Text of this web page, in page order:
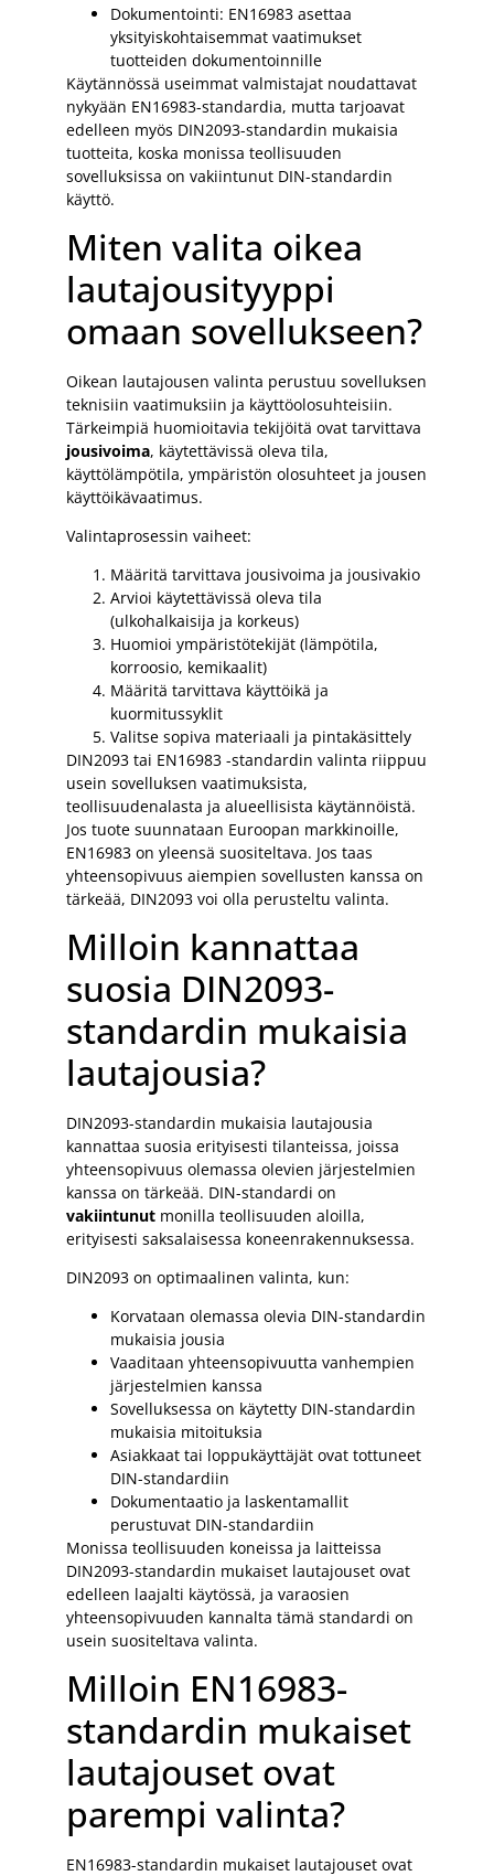
Dokumentointi: EN16983 asettaa
yksityiskohtaisemmat vaatimukset
tuotteiden dokumentoinnille
Käytännössä useimmat valmistajat noudattavat
nykyään EN16983-standardia, mutta tarjoavat
edelleen myös DIN2093-standardin mukaisia
tuotteita, koska monissa teollisuuden
sovelluksissa on vakiintunut DIN-standardin
käyttö.
Miten valita oikea
lautajousityyppi
omaan sovellukseen?
Oikean lautajousen valinta perustuu sovelluksen
teknisiin vaatimuksiin ja käyttöolosuhteisiin.
Tärkeimpiä huomioitavia tekijöitä ovat tarvittava
jousivoima, käytettävissä oleva tila,
käyttölämpötila, ympäristön olosuhteet ja jousen
käyttöikävaatimus.
Valintaprosessin vaiheet:
Määritä tarvittava jousivoima ja jousivakio
Arvioi käytettävissä oleva tila
(ulkohalkaisija ja korkeus)
Huomioi ympäristötekijät (lämpötila,
korroosio, kemikaalit)
Määritä tarvittava käyttöikä ja
kuormitussyklit
Valitse sopiva materiaali ja pintakäsittely
DIN2093 tai EN16983 -standardin valinta riippuu
usein sovelluksen vaatimuksista,
teollisuudenalasta ja alueellisista käytännöistä.
Jos tuote suunnataan Euroopan markkinoille,
EN16983 on yleensä suositeltava. Jos taas
yhteensopivuus aiempien sovellusten kanssa on
tärkeää, DIN2093 voi olla perusteltu valinta.
Milloin kannattaa
suosia DIN2093-
standardin mukaisia
lautajousia?
DIN2093-standardin mukaisia lautajousia
kannattaa suosia erityisesti tilanteissa, joissa
yhteensopivuus olemassa olevien järjestelmien
kanssa on tärkeää. DIN-standardi on
vakiintunut monilla teollisuuden aloilla,
erityisesti saksalaisessa koneenrakennuksessa.
DIN2093 on optimaalinen valinta, kun:
Korvataan olemassa olevia DIN-standardin
mukaisia jousia
Vaaditaan yhteensopivuutta vanhempien
järjestelmien kanssa
Sovelluksessa on käytetty DIN-standardin
mukaisia mitoituksia
Asiakkaat tai loppukäyttäjät ovat tottuneet
DIN-standardiin
Dokumentaatio ja laskentamallit
perustuvat DIN-standardiin
Monissa teollisuuden koneissa ja laitteissa
DIN2093-standardin mukaiset lautajouset ovat
edelleen laajalti käytössä, ja varaosien
yhteensopivuuden kannalta tämä standardi on
usein suositeltava valinta.
Milloin EN16983-
standardin mukaiset
lautajouset ovat
parempi valinta?
EN16983-standardin mukaiset lautajouset ovat